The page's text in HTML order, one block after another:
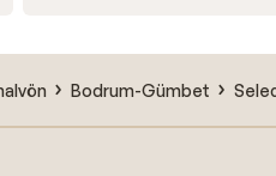
Bodrum-Gümbet